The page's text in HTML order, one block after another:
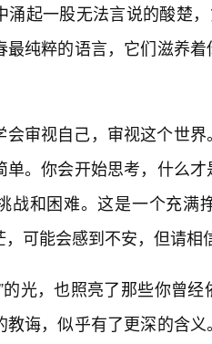
涌起一股无法言说的酸楚
最纯粹的语言，它们滋养
会审视自己，审视这个世
。你会开始思考，什么才
战和困难。这是一个充满
可能会感到不安，但请相
的光，也照亮了那些你曾
教诲，似乎有了更深的含